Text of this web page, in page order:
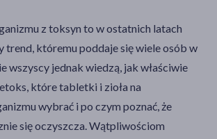
z toksyn to w ostatnich latach
trend, któremu poddaje się wiele osób w
wszyscy jednak wiedzą, jak właściwie
które tabletki i zioła na
wybrać i po czym poznać, że
się oczyszcza. Wątpliwościom